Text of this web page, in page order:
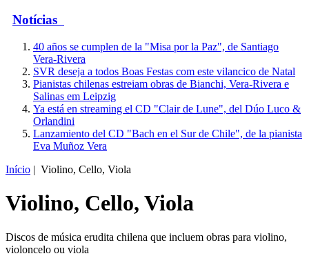
Notícias
40 años se cumplen de la "Misa por la Paz", de Santiago
Vera-Rivera
SVR deseja a todos Boas Festas com este vilancico de Natal
Pianistas chilenas estreiam obras de Bianchi, Vera-Rivera e
Salinas em Leipzig
Ya está en streaming el CD "Clair de Lune", del Dúo Luco &
Orlandini
Lanzamiento del CD "Bach en el Sur de Chile", de la pianista
Eva Muñoz Vera
Início | Violino, Cello, Viola
Violino, Cello, Viola
Discos de música erudita chilena que incluem obras para violino,
violoncelo ou viola